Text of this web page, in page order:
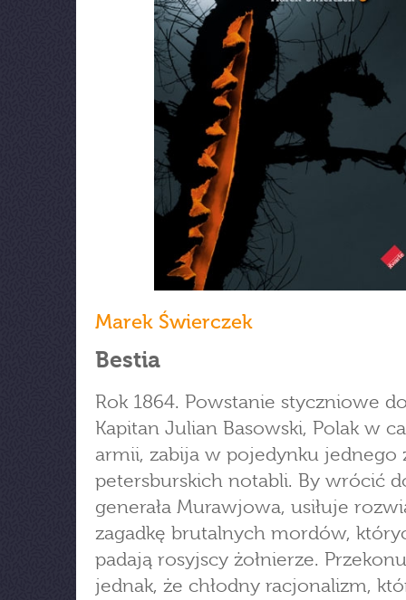
Marek Świerczek
Bestia
Rok 1864. Powstanie styczniowe
Kapitan Julian Basowski, Polak w
armii, zabija w pojedynku jednego
petersburskich notabli. By wrócić
generała Murawjowa, usiłuje
zagadkę brutalnych mordów,
padają rosyjscy żołnierze.
jednak, że chłodny racjonalizm,